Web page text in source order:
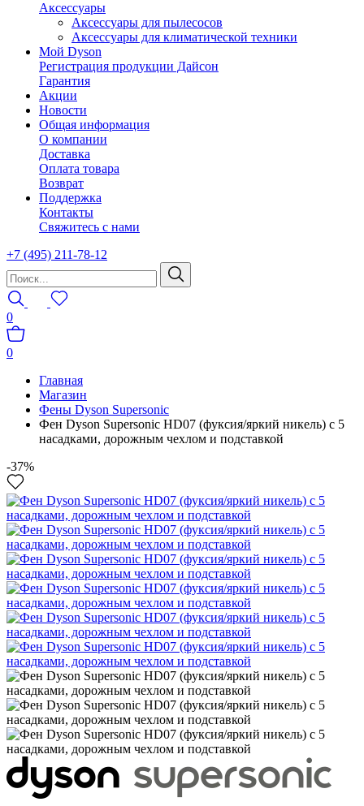
Аксессуары
Аксессуары для пылесосов
Аксессуары для климатической техники
Мой Dyson
Регистрация продукции Дайсон
Гарантия
Акции
Новости
Общая информация
О компании
Доставка
Оплата товара
Возврат
Поддержка
Контакты
Свяжитесь с нами
+7 (495) 211-78-12
0
0
Главная
Магазин
Фены Dyson Supersonic
Фен Dyson Supersonic HD07 (фуксия/яркий никель) с 5
насадками, дорожным чехлом и подставкой
-37%